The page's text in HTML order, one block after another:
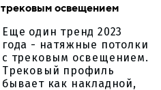
трековым освещением
Еще один тренд 2023
года - натяжные потолки
с трековым освещением.
Трековый профиль
бывает как накладной,